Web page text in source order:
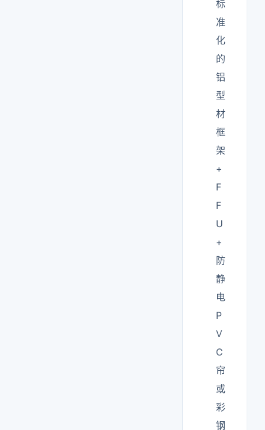
标
准
化
的
铝
型
材
框
架
+
F
F
U
+
防
静
电
P
V
C
帘
或
彩
钢